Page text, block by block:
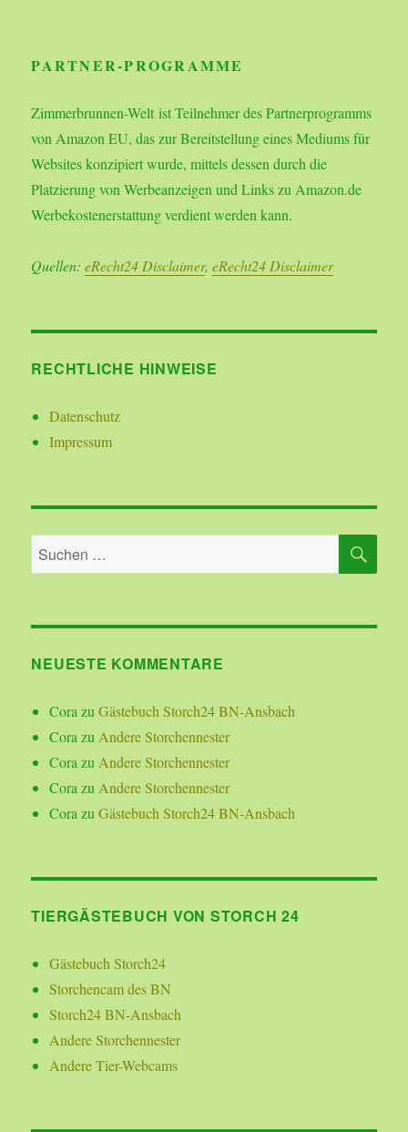
PARTNER-PROGRAMME
Zimmerbrunnen-Welt ist Teilnehmer des Partnerprogramms
von Amazon EU, das zur Bereitstellung eines Mediums für
Websites konzipiert wurde, mittels dessen durch die
Platzierung von Werbeanzeigen und Links zu Amazon.de
Werbekostenerstattung verdient werden kann.
Quellen:eRecht24 Disclaimer,eRecht24 Disclaimer
RECHTLICHE HINWEISE
Datenschutz
Impressum
Suchen
nach:
NEUESTE KOMMENTARE
CorazuGästebuch Storch24 BN-Ansbach
CorazuAndere Storchennester
CorazuAndere Storchennester
CorazuAndere Storchennester
CorazuGästebuch Storch24 BN-Ansbach
TIERGÄSTEBUCH VON STORCH 24
Gästebuch Storch24
Storchencam des BN
Storch24 BN-Ansbach
Andere Storchennester
Andere Tier-Webcams